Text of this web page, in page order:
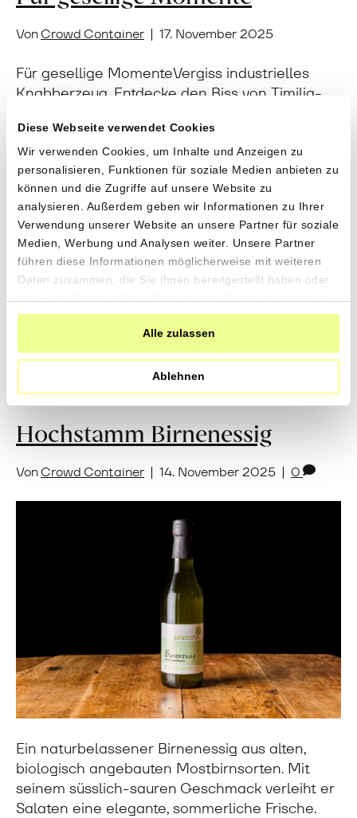
Diese Webseite verwendet Cookies
Wir verwenden Cookies, um Inhalte und Anzeigen zu
personalisieren, Funktionen für soziale Medien anbieten zu
können und die Zugriffe auf unsere Website zu
analysieren. Außerdem geben wir Informationen zu Ihrer
Verwendung unserer Website an unsere Partner für soziale
Medien, Werbung und Analysen weiter. Unsere Partner
führen diese Informationen möglicherweise mit weiteren
Daten zusammen, die Sie ihnen bereitgestellt haben oder
haben.
Alle zulassen
Ablehnen
VonCrowd Container | 17. November 2025
Für gesellige MomenteVergiss industrielles
Knabberzeug. Entdecke den Biss von Timilia-
die Reinheit unserer Bio-Weine. Für einen
Feierabend voller Energie und ohne
Kompromisse. «Manzanilla» Oliven mit
Bergkräuternvon Tierra y Libertad aus
Fuenteheridos,
Andalusien280gCHF 6.90CHF 2.46 pro 100gIn
den Warenkorb«Manzanilla» Oliven naturevon
Tierra y Libertad aus Fuenteheridos,
Andalusien280gCHF 6.90CHF 2.46 pro 100gIn
den WarenkorbOlivenöl «Arbequina» Extra…
Hochstamm Birnenessig
VonCrowd Container | 14. November 2025 | 0
Ein naturbelassener Birnenessig aus alten,
biologisch angebauten Mostbirnsorten. Mit
seinem süsslich-sauren Geschmack verleiht er
Salaten eine elegante, sommerliche Frische.